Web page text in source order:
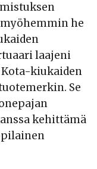
myöhemmin he
laajeni
Kota-kiukaiden
Se
kehittämä